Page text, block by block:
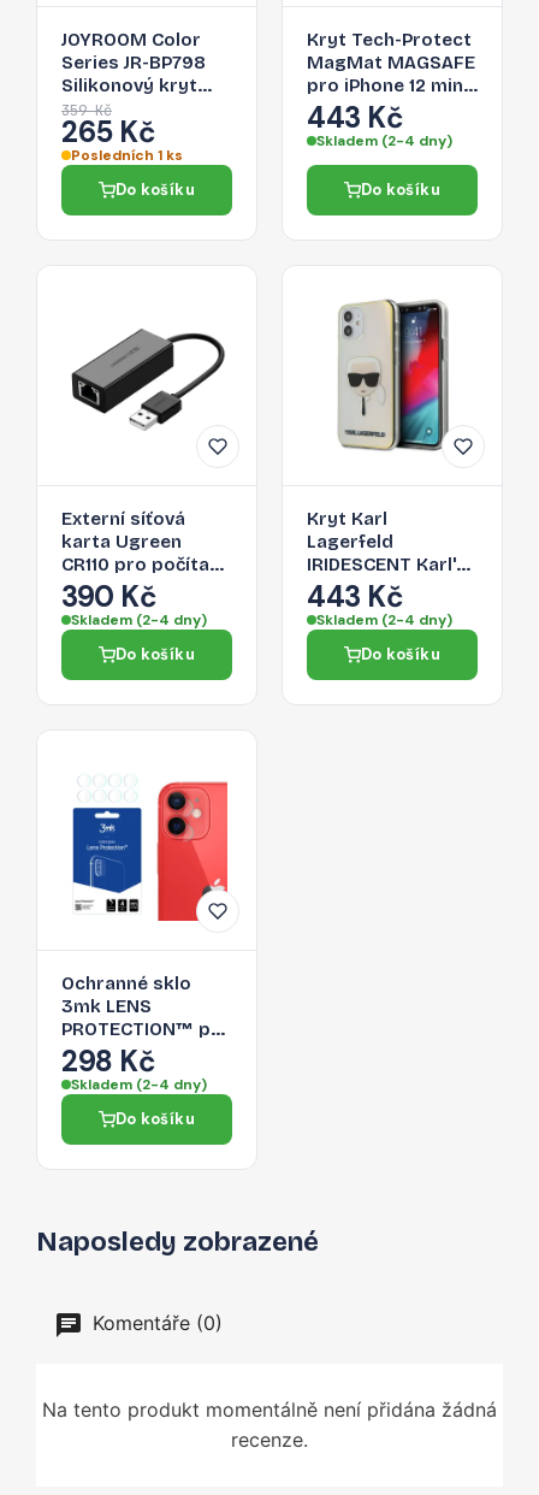
JOYROOM Color
Series JR-BP798
Silikonový kryt
pro iPhone 12 Mini,
zelený
359 Kč
265 Kč
Posledních 1 ks
Do košíku
Kryt Tech-Protect
MagMat MAGSAFE
pro iPhone 12 mini
- clear black
443 Kč
Skladem (2-4 dny)
Do košíku
Externí síťová
karta Ugreen
CR110 pro počítač
a chytrý telefon -
černá
390 Kč
Skladem (2-4 dny)
Do košíku
Kryt Karl
Lagerfeld
IRIDESCENT Karl's
Head pro iPhone 12
mini - multicolor
(opal)
443 Kč
Skladem (2-4 dny)
Do košíku
Ochranné sklo
3mk LENS
PROTECTION™ pro
iPhone 12 mini -
transparentní
298 Kč
Skladem (2-4 dny)
Do košíku
Naposledy zobrazené
Komentáře (0)
Na tento produkt momentálně není přidána žádná
recenze.